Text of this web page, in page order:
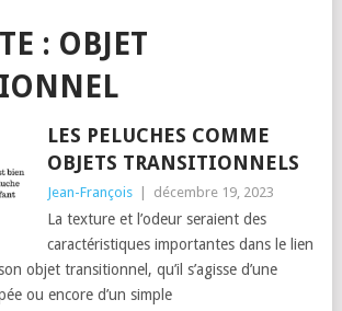
: OBJET
LES PELUCHES COMME
OBJETS TRANSITIONNELS
Jean-François décembre 19, 2023
La texture et l’odeur seraient des
caractéristiques importantes dans le lien
objet transitionnel, qu’il s’agisse d’une
ou encore d’un simple